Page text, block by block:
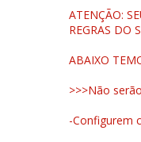
ATENÇÃO:
REGRAS DO
ABAIXO
>>>Não
-Configurem